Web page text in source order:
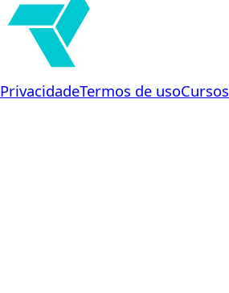
PrivacidadeTermos de usoCursos